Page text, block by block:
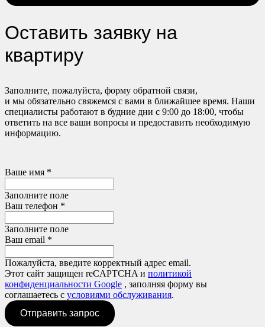
Оставить заявку на
квартиру
Заполните, пожалуйста, форму обратной связи,
и мы обязательно свяжемся с вами в ближайшее время. Наши
специалисты работают в будние дни с 9:00 до 18:00, чтобы
ответить на все ваши вопросы и предоставить необходимую
информацию.
Ваше имя *
Заполните поле
Ваш телефон *
Заполните поле
Ваш email *
Пожалуйста, введите корректный адрес email.
Этот сайт защищен reCAPTCHA и политикой
конфиденциальности Google , заполняя форму вы
соглашаетесь с условиями обслуживания.
Отправить запрос